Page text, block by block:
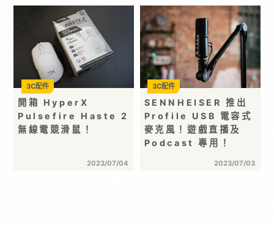
開箱 HyperX
Pulsefire Haste 2
無線電競滑鼠！
2023/07/04
3C配件
SENNHEISER 推出
Profile USB 電容式
麥克風！遊戲直播及
Podcast 專用！
2023/07/03
3C配件